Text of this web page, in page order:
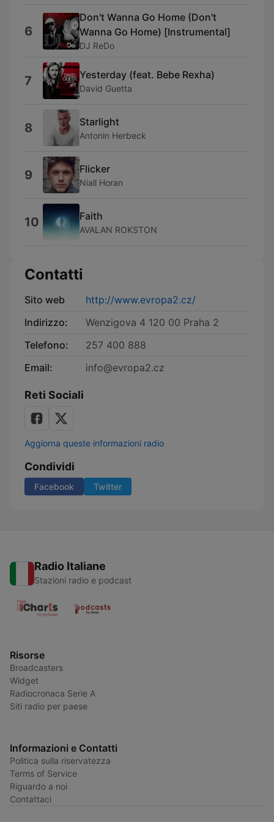
6
Don't Wanna Go Home (Don't
Wanna Go Home) [Instrumental]
DJ ReDo
7 Yesterday (feat. Bebe Rexha)
David Guetta
8 Starlight
Antonin Herbeck
9 Flicker
Niall Horan
10 Faith
AVALAN ROKSTON
Contatti
Sito web
http://www.evropa2.cz/
Indirizzo:
Wenzigova 4 120 00 Praha 2
Telefono:
257 400 888
Email:
info@evropa2.cz
Reti Sociali
Aggiorna queste informazioni radio
Condividi
Facebook Twitter
Radio Italiane
Stazioni radio e podcast
Risorse
Broadcasters
Widget
Radiocronaca Serie A
Siti radio per paese
Informazioni e Contatti
Politica sulla riservatezza
Terms of Service
Riguardo a noi
Contattaci